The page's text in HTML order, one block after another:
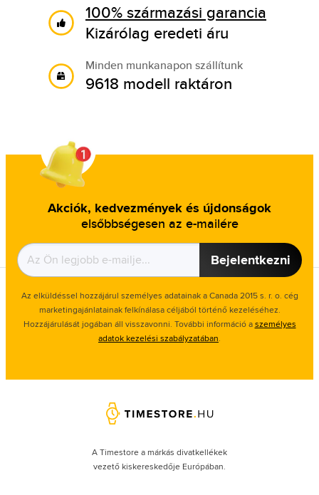
100% származási garancia
Kizárólag eredeti áru
Minden munkanapon szállítunk
9618 modell raktáron
Akciók, kedvezmények és újdonságok
elsőbbségesen az e-mailére
Bejelentkezni
Az elküldéssel hozzájárul személyes adatainak a Canada 2015 s. r. o. cég
marketingajánlatainak felkínálasa céljából történő kezeléséhez.
Hozzájárulását jogában áll visszavonni. További információ aszemélyes
adatok kezelési szabályzatában.
A Timestore a márkás divatkellékek
vezető kiskereskedője Európában.